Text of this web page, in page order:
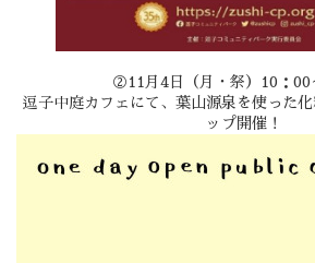
②11月4日（月・祭）10：00
逗子中庭カフェにて、葉山源泉を使った
ップ開催！